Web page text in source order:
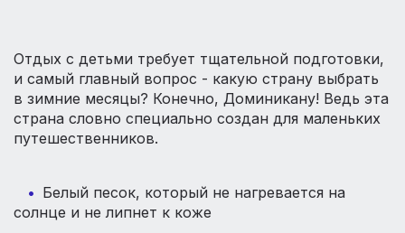
Отдых с детьми требует тщательной подготовки,
и самый главный вопрос - какую страну выбрать
в зимние месяцы? Конечно, Доминикану! Ведь эта
страна словно специально создан для маленьких
путешественников.
Белый песок, который не нагревается на
солнце и не липнет к коже